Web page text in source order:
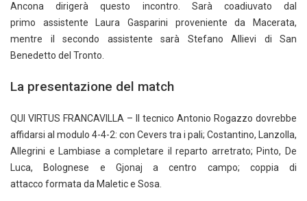
Ancona dirigerà questo incontro. Sarà coadiuvato dal
primo assistente Laura Gasparini proveniente da Macerata,
mentre il secondo assistente sarà Stefano Allievi di San
Benedetto del Tronto.
La presentazione del match
QUI VIRTUS FRANCAVILLA – Il tecnico Antonio Rogazzo dovrebbe
affidarsi al modulo 4-4-2: con Cevers tra i pali; Costantino, Lanzolla,
Allegrini e Lambiase a completare il reparto arretrato; Pinto, De
Luca, Bolognese e Gjonaj a centro campo; coppia di
attacco formata da Maletic e Sosa.